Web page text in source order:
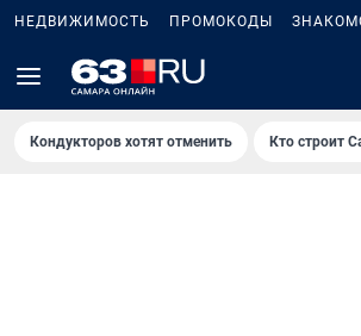
НЕДВИЖИМОСТЬ ПРОМОКОДЫ
Кондукторов хотят отменить Кто строит